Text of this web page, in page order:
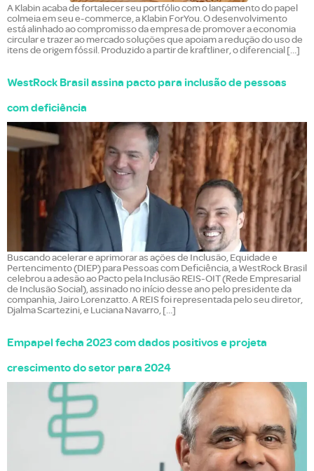
A Klabin acaba de fortalecer seu portfólio com o lançamento do papel
colmeia em seu e-commerce, a Klabin ForYou. O desenvolvimento
está alinhado ao compromisso da empresa de promover a economia
circular e trazer ao mercado soluções que apoiam a redução do uso de
itens de origem fóssil. Produzido a partir de kraftliner, o diferencial […]
WestRock Brasil assina pacto para inclusão de pessoas
com deficiência
Buscando acelerar e aprimorar as ações de Inclusão, Equidade e
Pertencimento (DIEP) para Pessoas com Deficiência, a WestRock Brasil
celebrou a adesão ao Pacto pela Inclusão REIS-OIT (Rede Empresarial
de Inclusão Social), assinado no início desse ano pelo presidente da
companhia, Jairo Lorenzatto. A REIS foi representada pelo seu diretor,
Djalma Scartezini, e Luciana Navarro, […]
Empapel fecha 2023 com dados positivos e projeta
crescimento do setor para 2024